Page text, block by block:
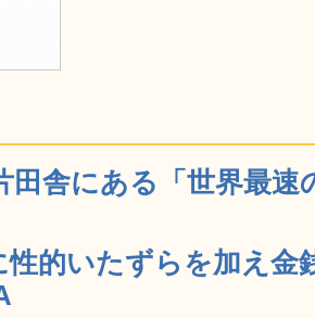
田舎にある「世界最速
性的いたずらを加え金